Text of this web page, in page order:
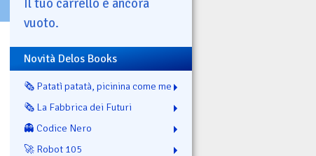
vuoto.
Novità Delos Books
🗞️ Patatì patatà, picinina come me
🗞️ La Fabbrica dei Futuri
👻 Codice Nero
🚀 Robot 105